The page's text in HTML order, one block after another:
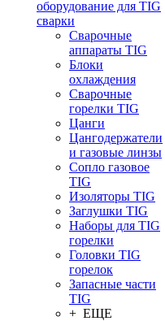
оборудование для TIG
сварки
Сварочные
аппараты TIG
Блоки
охлаждения
Сварочные
горелки TIG
Цанги
Цангодержатели
и газовые линзы
Сопло газовое
TIG
Изоляторы TIG
Заглушки TIG
Наборы для TIG
горелки
Головки TIG
горелок
Запасные части
TIG
+ ЕЩЕ